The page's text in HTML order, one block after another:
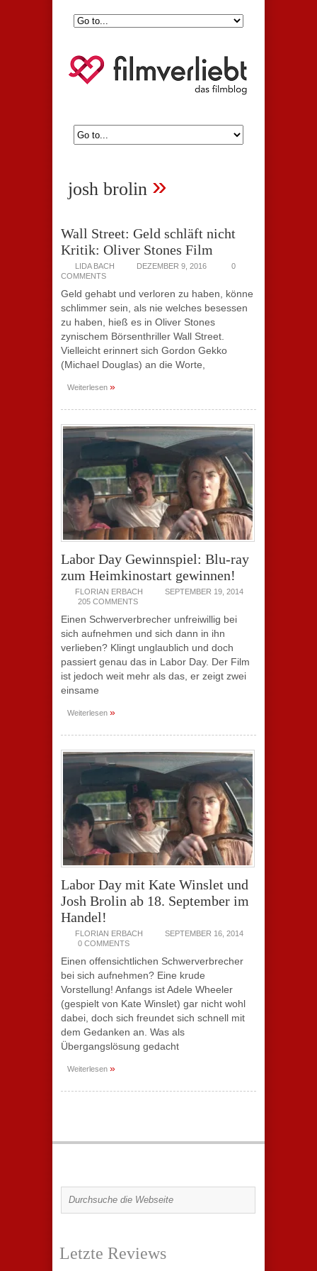
josh brolin »
Wall Street: Geld schläft nicht
Kritik: Oliver Stones Film
LIDA BACH DEZEMBER 9, 2016
0
COMMENTS
Geld gehabt und verloren zu haben, könne
schlimmer sein, als nie welches besessen
zu haben, hieß es in Oliver Stones
zynischem Börsenthriller Wall Street.
Vielleicht erinnert sich Gordon Gekko
(Michael Douglas) an die Worte,
Weiterlesen »
Labor Day Gewinnspiel: Blu-ray
zum Heimkinostart gewinnen!
FLORIAN ERBACH
SEPTEMBER 19, 2014
205 COMMENTS
Einen Schwerverbrecher unfreiwillig bei
sich aufnehmen und sich dann in ihn
verlieben? Klingt unglaublich und doch
passiert genau das in Labor Day. Der Film
ist jedoch weit mehr als das, er zeigt zwei
einsame
Weiterlesen »
Labor Day mit Kate Winslet und
Josh Brolin ab 18. September im
Handel!
FLORIAN ERBACH
SEPTEMBER 16, 2014
0 COMMENTS
Einen offensichtlichen Schwerverbrecher
bei sich aufnehmen? Eine krude
Vorstellung! Anfangs ist Adele Wheeler
(gespielt von Kate Winslet) gar nicht wohl
dabei, doch sich freundet sich schnell mit
dem Gedanken an. Was als
Übergangslösung gedacht
Weiterlesen »
Letzte Reviews